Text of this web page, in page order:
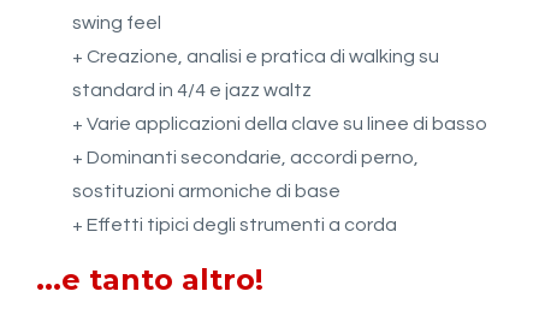
swing feel
+ Creazione, analisi e pratica di walking su
standard in 4/4 e jazz waltz
+ Varie applicazioni della clave su linee di basso
+ Dominanti secondarie, accordi perno,
sostituzioni armoniche di base
+ Effetti tipici degli strumenti a corda
...e tanto altro!